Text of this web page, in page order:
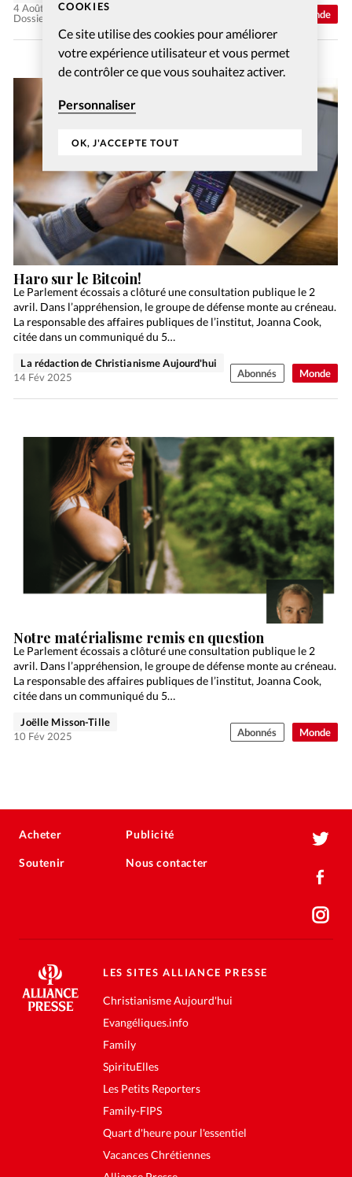
COOKIES
Ce site utilise des cookies pour améliorer
votre expérience utilisateur et vous permet
de contrôler ce que vous souhaitez activer.
Personnaliser
OK, J'ACCEPTE TOUT
Monde
Dossier: Crise climatique, crise spirituelle ?
4 Août 2026
Monde
Haro sur le Bitcoin!
Le Parlement écossais a clôturé une consultation publique le 2
avril. Dans l’appréhension, le groupe de défense monte au créneau.
La responsable des affaires publiques de l’institut, Joanna Cook,
citée dans un communiqué du 5…
La rédaction de Christianisme Aujourd'hui
14 Fév 2025
Abonnés
Monde
Notre matérialisme remis en question
Le Parlement écossais a clôturé une consultation publique le 2
avril. Dans l’appréhension, le groupe de défense monte au créneau.
La responsable des affaires publiques de l’institut, Joanna Cook,
citée dans un communiqué du 5…
Joëlle Misson-Tille
10 Fév 2025
Abonnés
Acheter
Soutenir
Publicité
Nous contacter
LES SITES ALLIANCE PRESSE
Christianisme Aujourd'hui
Evangéliques.info
Family
SpirituElles
Les Petits Reporters
Family-FIPS
Quart d'heure pour l'essentiel
Vacances Chrétiennes